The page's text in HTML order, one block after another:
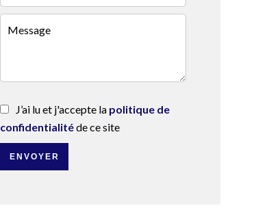
J’ai lu et j'accepte la politique de
confidentialitéde ce site
ENVOYER